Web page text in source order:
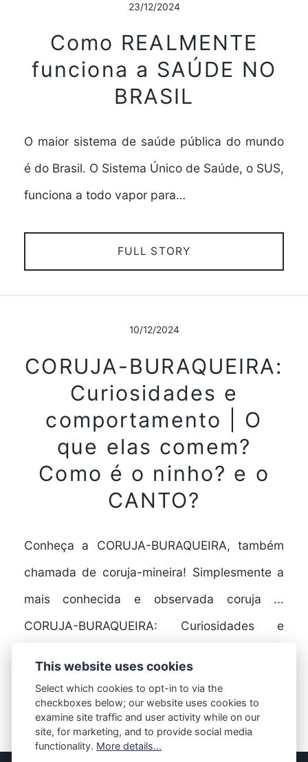
23/12/2024
Como REALMENTE
funciona a SAÚDE NO
BRASIL
O maior sistema de saúde pública do mundo
é do Brasil. O Sistema Único de Saúde, o SUS,
funciona a todo vapor para…
FULL STORY
10/12/2024
CORUJA-BURAQUEIRA:
Curiosidades e
comportamento | O
que elas comem?
Como é o ninho? e o
CANTO?
Conheça a CORUJA-BURAQUEIRA, também
chamada de coruja-mineira! Simplesmente a
mais conhecida e observada coruja ...
CORUJA-BURAQUEIRA: Curiosidades e
FULL STORY
This website uses cookies
Select which cookies to opt-in to via the
checkboxes below; our website uses cookies to
examine site traffic and user activity while on our
site, for marketing, and to provide social media
functionality. More details...